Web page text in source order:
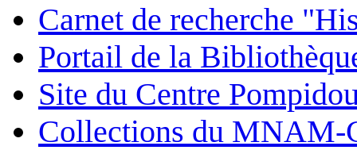
Carnet de recherche
Portail de la
Site du Centre
Collections du MNAM-